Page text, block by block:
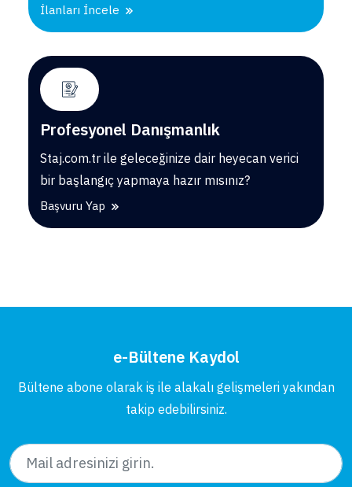
İlanları İncele
Profesyonel Danışmanlık
Staj.com.tr ile geleceğinize dair heyecan verici
bir başlangıç yapmaya hazır mısınız?
Başvuru Yap
e-Bültene Kaydol
Bültene abone olarak iş ile alakalı gelişmeleri yakından
takip edebilirsiniz.